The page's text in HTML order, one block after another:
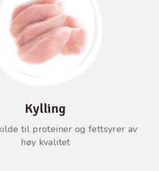
Kylling
til proteiner og fettsyrer av
høy kvalitet